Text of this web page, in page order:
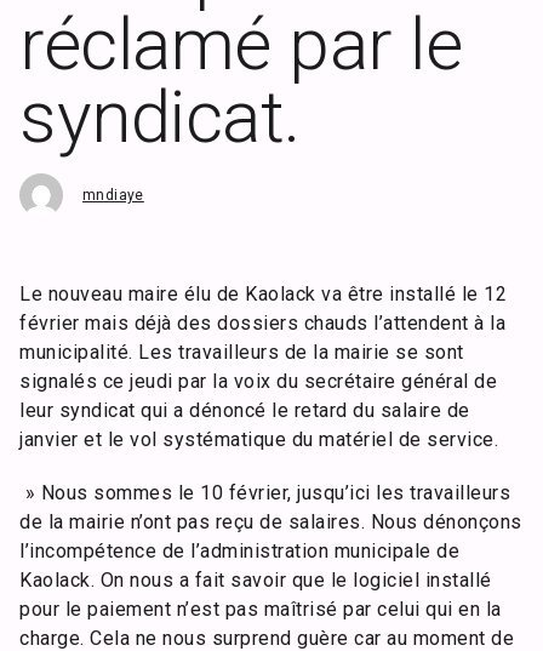
réclamé par le
syndicat.
mndiaye
Le nouveau maire élu de Kaolack va être installé le 12
février mais déjà des dossiers chauds l’attendent à la
municipalité. Les travailleurs de la mairie se sont
signalés ce jeudi par la voix du secrétaire général de
leur syndicat qui a dénoncé le retard du salaire de
janvier et le vol systématique du matériel de service.
» Nous sommes le 10 février, jusqu’ici les travailleurs
de la mairie n’ont pas reçu de salaires. Nous dénonçons
l’incompétence de l’administration municipale de
Kaolack. On nous a fait savoir que le logiciel installé
pour le paiement n’est pas maîtrisé par celui qui en la
charge. Cela ne nous surprend guère car au moment de